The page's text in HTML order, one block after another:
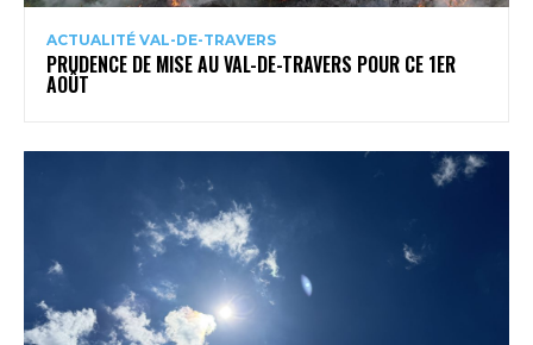
ACTUALITÉ VAL-DE-TRAVERS
PRUDENCE DE MISE AU VAL-DE-TRAVERS POUR CE 1ER
AOÛT